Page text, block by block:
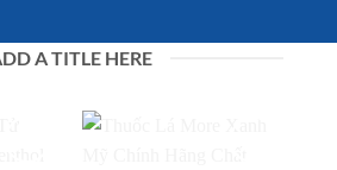
A TITLE HERE